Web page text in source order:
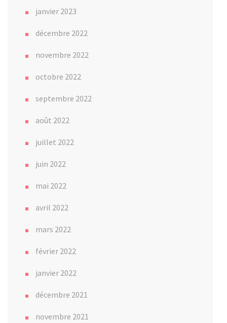
janvier 2023
décembre 2022
novembre 2022
octobre 2022
septembre 2022
août 2022
juillet 2022
juin 2022
mai 2022
avril 2022
mars 2022
février 2022
janvier 2022
décembre 2021
novembre 2021